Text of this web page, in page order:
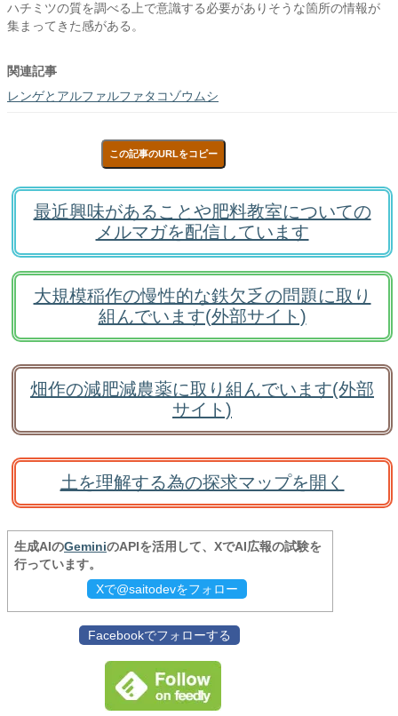
ハチミツの質を調べる上で意識する必要がありそうな箇所の情報が
集まってきた感がある。
関連記事
レンゲとアルファルファタコゾウムシ
この記事のURLをコピー
最近興味があることや肥料教室についての
メルマガを配信しています
大規模稲作の慢性的な鉄欠乏の問題に取り
組んでいます(外部サイト)
畑作の減肥減農薬に取り組んでいます(外部
サイト)
土を理解する為の探求マップを開く
生成AIのGeminiのAPIを活用して、XでAI広報の試験を
行っています。
Xで@saitodevをフォロー
Facebookでフォローする